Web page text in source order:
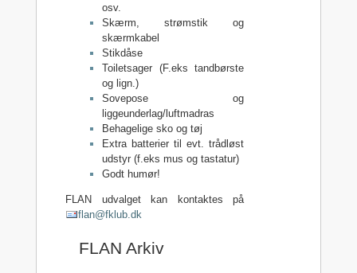
osv.
Skærm, strømstik og
skærmkabel
Stikdåse
Toiletsager (F.eks tandbørste
og lign.)
Sovepose og
liggeunderlag/luftmadras
Behagelige sko og tøj
Extra batterier til evt. trådløst
udstyr (f.eks mus og tastatur)
Godt humør!
FLAN udvalget kan kontaktes på
flan@fklub.dk
FLAN Arkiv